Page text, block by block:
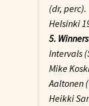
(dr, perc).
Helsinki
5.
Intervals
Mike
Aaltonen
Heikki